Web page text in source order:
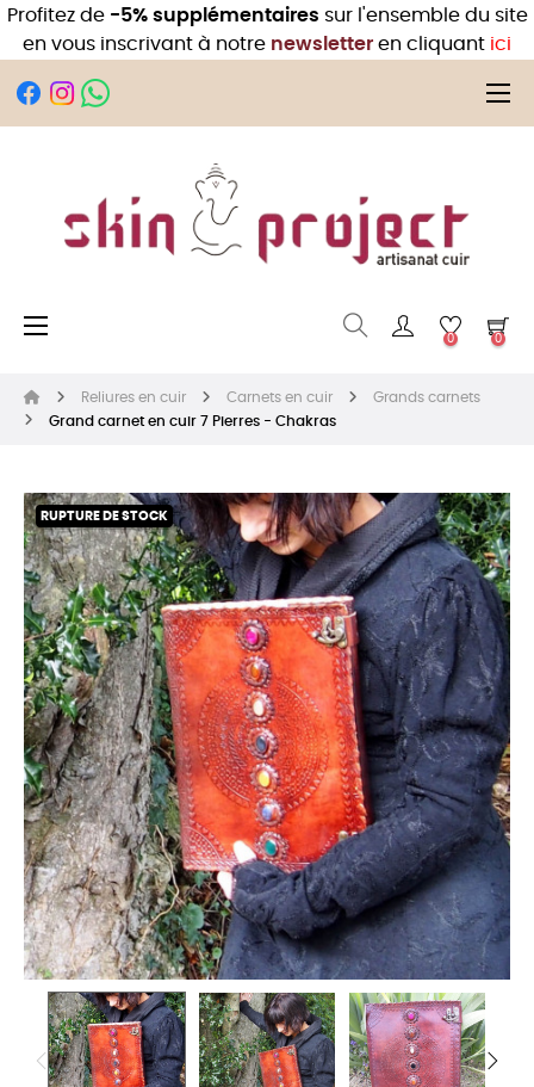
Profitez de-5% supplémentaires sur l'ensemble du site
en vous inscrivant à notre newsletter en cliquant ici
☰
Basculer la navigation
☰
0 0
Reliures en cuir Carnets en cuir
Grands carnets
Grand carnet en cuir 7 Pierres - Chakras
RUPTURE DE STOCK